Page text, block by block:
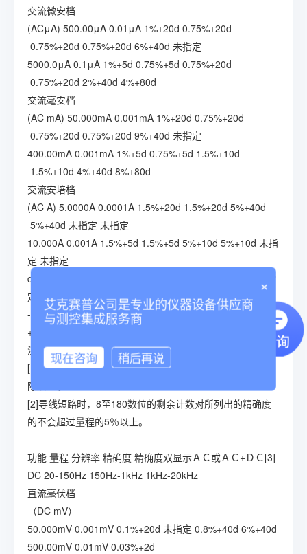
交流微安档
(ACμA) 500.00μA 0.01μA 1%+20d 0.75%+20d
0.75%+20d 0.75%+20d 6%+40d 未指定
5000.0μA 0.1μA 1%+5d 0.75%+5d 0.75%+20d
0.75%+20d 2%+40d 4%+80d
交流毫安档
(AC mA) 50.000mA 0.001mA 1%+20d 0.75%+20d
0.75%+20d 0.75%+20d 9%+40d 未指定
400.00mA 0.001mA 1%+5d 0.75%+5d 1.5%+10d
1.5%+10d 4%+40d 8%+80d
交流安培档
(AC A) 5.0000A 0.0001A 1.5%+20d 1.5%+20d 5%+40d
5%+40d 未指定 未指定
10.000A 0.001A 1.5%+5d 1.5%+5d 5%+10d 5%+10d 未指
定 未指定
dBV
定
-6至+34 0.01dB 0.2dB 0.1dB 0.1dB 0.2dB 0.8dB 未指定
+34至+60
注释：
[1]对5，000读数的模式，把最低有效数位（计数）的数值
除以10。
[2]导线短路时，8至180数位的剩余计数对所列出的精确度
的不会超过量程的5％以上。
功能 量程 分辨率 精确度 精确度双显示ＡＣ或ＡＣ+ＤＣ[3]
DC 20-150Hz 150Hz-1kHz 1kHz-20kHz
直流毫伏档
（DC mV）
50.000mV 0.001mV 0.1%+20d 未指定 0.8%+40d 6%+40d
500.00mV 0.01mV 0.03%+2d
×
艾克赛普公司是专业的仪器设备供应商
与测控集成服务商
现在咨询 稍后再说